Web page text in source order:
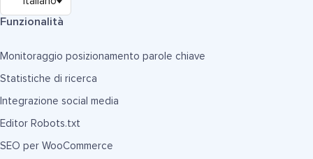
Funzionalità
Monitoraggio posizionamento parole chiave
Statistiche di ricerca
Integrazione social media
Editor Robots.txt
SEO per WooCommerce